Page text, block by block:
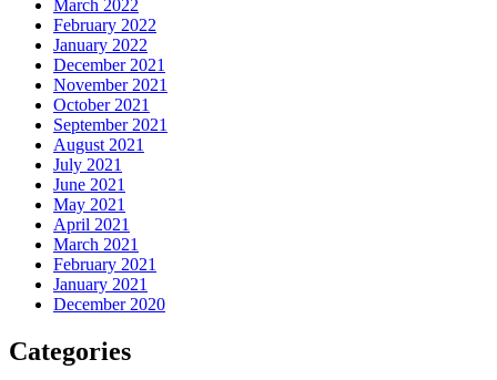
March 2022
February 2022
January 2022
December 2021
November 2021
October 2021
September 2021
August 2021
July 2021
June 2021
May 2021
April 2021
March 2021
February 2021
January 2021
December 2020
Categories